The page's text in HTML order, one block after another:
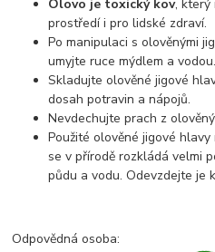
Olovo je toxický kov, který
prostředí i pro lidské zdraví.
Po manipulaci s olověnými
umyjte ruce mýdlem a vodou.
Skladujte olověné jigové
dosah potravin a nápojů.
Nevdechujte prach z
Použité olověné jigové
se v přírodě rozkládá velmi
půdu a vodu. Odevzdejte je
Odpovědná osoba: